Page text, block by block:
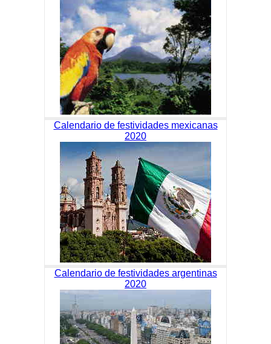
Calendario de festividades mexicanas
2020
Calendario de festividades argentinas
2020